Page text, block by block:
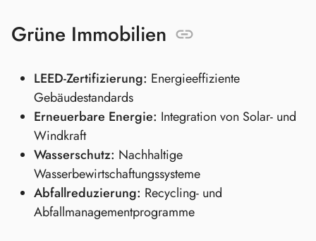
Grüne Immobilien
LEED-Zertifizierung: Energieeffiziente
Gebäudestandards
Erneuerbare Energie: Integration von Solar- und
Windkraft
Wasserschutz: Nachhaltige
Wasserbewirtschaftungssysteme
Abfallreduzierung: Recycling- und
Abfallmanagementprogramme